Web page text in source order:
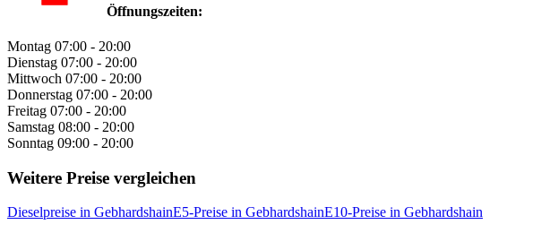
Öffnungszeiten:
Montag 07:00 - 20:00
Dienstag 07:00 - 20:00
Mittwoch 07:00 - 20:00
Donnerstag 07:00 - 20:00
Freitag 07:00 - 20:00
Samstag 08:00 - 20:00
Sonntag 09:00 - 20:00
Weitere Preise vergleichen
Dieselpreise in GebhardshainE5-Preise in GebhardshainE10-Preise in Gebhardshain